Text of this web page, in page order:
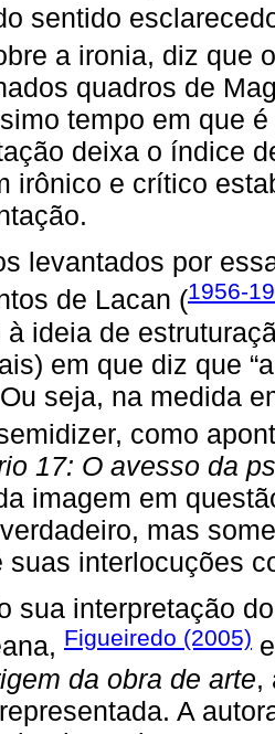
sentido
a ironia, diz que
quadros de
tempo em que
deixa o índice
irônico e crítico
levantados por
de Lacan (1956-
à ideia de
em que diz que
seja, na medida
como
17: O avesso da
imagem em
mas
suas interlocuções
sua interpretação
Figueiredo (2005)
da obra de arte,
A